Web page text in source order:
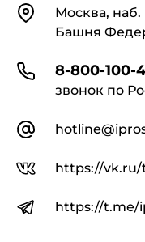
КонтактыМосква, наб.
Башня
8-800-100-
звонок по
https://
https://t.me/